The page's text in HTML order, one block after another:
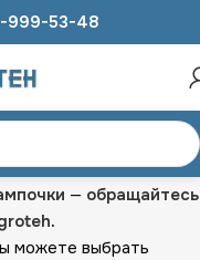
999-53-48
— обращайтесь
.
можете выбрать